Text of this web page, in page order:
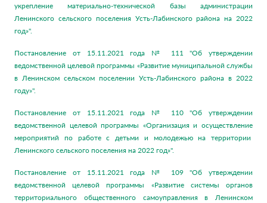
укрепление материально-технической базы администрации
Ленинского сельского поселения Усть-Лабинского района на 2022
год»".
Постановление от 15.11.2021 года № 111 "Об утверждении
ведомственной целевой программы «Развитие муниципальной службы
в Ленинском сельском поселении Усть-Лабинского района в 2022
году»".
Постановление от 15.11.2021 года № 110 "Об утверждении
ведомственной целевой программы «Организация и осуществление
мероприятий по работе с детьми и молодежью на территории
Ленинского сельского поселения на 2022 год»".
Постановление от 15.11.2021 года № 109 "Об утверждении
ведомственной целевой программы «Развитие системы органов
территориального общественного самоуправления в Ленинском